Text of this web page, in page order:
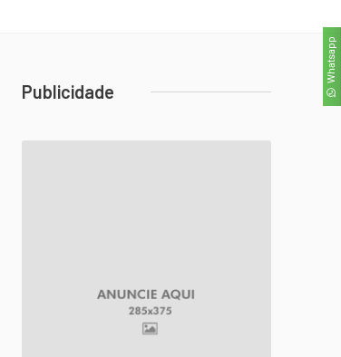
Whatsapp
Publicidade